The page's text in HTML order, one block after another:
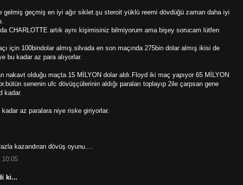
gelmiş geçmiş en iyi ağır siklet.şu steroit yüklü reemi dövdüğü zaman daha iyi
CHARLOTTE artık aynı kişimisiniz bilmiyorum ama bişey sorucam lütfen
için 100bindolar almış.silvada en son maçında 275bin dolar almış ikisi de
bu kadar az para alıyorlar.
nakavt olduğu maçta 15 MİLYON dolar aldı.Floyd iki maç yapıyor 65 MİLYON
senenin ufc dövüşçülerinin aldığı paraları toplayıp 2ile çarpsan gene
kadar.
az paralara niye riske giriyorlar.
kazandıran dövüş oyunu....
10:05
ki...